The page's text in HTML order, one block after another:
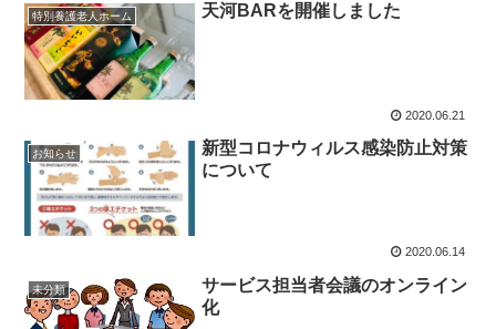
特別養護老人ホーム 天河BARを開催しました
2020.06.21
お知らせ
新型コロナウィルス感染防止対策
について
2020.06.14
未分類
サービス担当者会議のオンライン
化